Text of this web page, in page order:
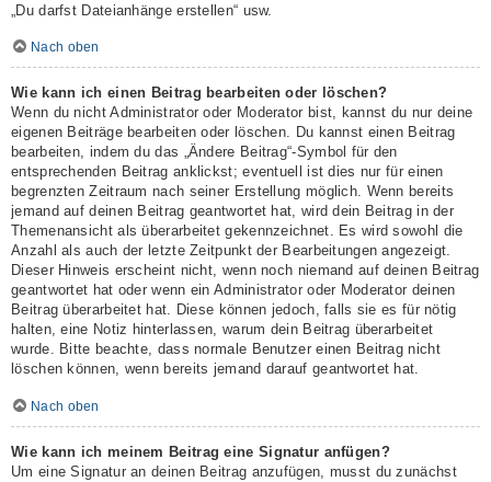
„Du darfst Dateianhänge erstellen“ usw.
Nach oben
Wie kann ich einen Beitrag bearbeiten oder löschen?
Wenn du nicht Administrator oder Moderator bist, kannst du nur deine
eigenen Beiträge bearbeiten oder löschen. Du kannst einen Beitrag
bearbeiten, indem du das „Ändere Beitrag“-Symbol für den
entsprechenden Beitrag anklickst; eventuell ist dies nur für einen
begrenzten Zeitraum nach seiner Erstellung möglich. Wenn bereits
jemand auf deinen Beitrag geantwortet hat, wird dein Beitrag in der
Themenansicht als überarbeitet gekennzeichnet. Es wird sowohl die
Anzahl als auch der letzte Zeitpunkt der Bearbeitungen angezeigt.
Dieser Hinweis erscheint nicht, wenn noch niemand auf deinen Beitrag
geantwortet hat oder wenn ein Administrator oder Moderator deinen
Beitrag überarbeitet hat. Diese können jedoch, falls sie es für nötig
halten, eine Notiz hinterlassen, warum dein Beitrag überarbeitet
wurde. Bitte beachte, dass normale Benutzer einen Beitrag nicht
löschen können, wenn bereits jemand darauf geantwortet hat.
Nach oben
Wie kann ich meinem Beitrag eine Signatur anfügen?
Um eine Signatur an deinen Beitrag anzufügen, musst du zunächst